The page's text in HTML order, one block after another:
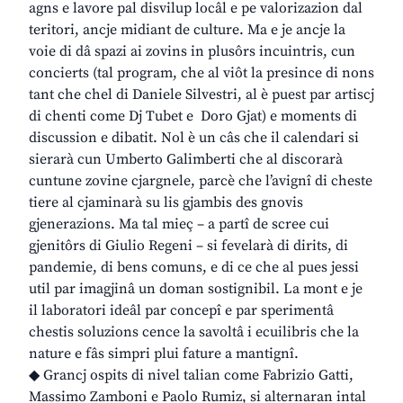
agns e lavore pal disvilup locâl e pe valorizazion dal
teritori, ancje midiant de culture. Ma e je ancje la
voie di dâ spazi ai zovins in plusôrs incuintris, cun
concierts (tal program, che al viôt la presince di nons
tant che chel di Daniele Silvestri, al è puest par artiscj
di chenti come Dj Tubet e Doro Gjat) e moments di
discussion e dibatit. Nol è un câs che il calendari si
sierarà cun Umberto Galimberti che al discorarà
cuntune zovine cjargnele, parcè che l’avignî di cheste
tiere al cjaminarà su lis gjambis des gnovis
gjenerazions. Ma tal mieç – a partî de scree cui
gjenitôrs di Giulio Regeni – si fevelarà di dirits, di
pandemie, di bens comuns, e di ce che al pues jessi
util par imagjinâ un doman sostignibil. La mont e je
il laboratori ideâl par concepî e par sperimentâ
chestis soluzions cence la savoltâ i ecuilibris che la
nature e fâs simpri plui fature a mantignî.
◆ Grancj ospits di nivel talian come Fabrizio Gatti,
Massimo Zamboni e Paolo Rumiz, si alternaran intal